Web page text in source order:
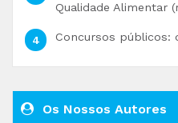
Qualidade Alimentar
Concursos públicos:
Os Nossos Autores